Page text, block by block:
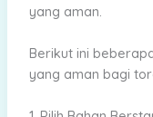
yang aman.
Berikut ini
yang aman bagi